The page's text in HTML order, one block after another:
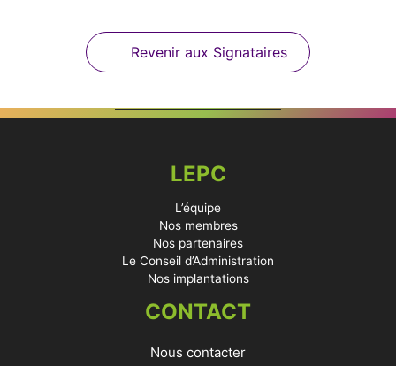
Revenir aux Signataires
LEPC
L’équipe
Nos membres
Nos partenaires
Le Conseil d’Administration
Nos implantations
CONTACT
Nous contacter